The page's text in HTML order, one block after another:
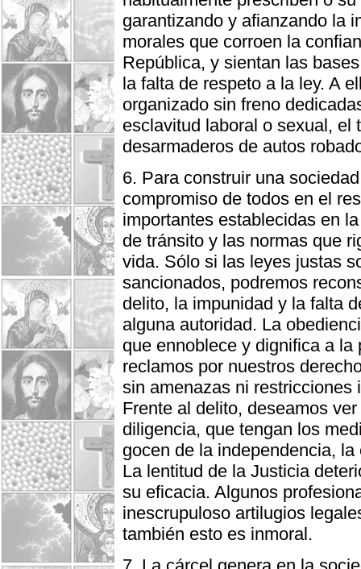
garantizando y afianzando la
morales que corroen la
República, y sientan las
la falta de respeto a la ley. A
organizado sin freno
esclavitud laboral o sexual, el
desarmaderos de autos
6. Para construir una
compromiso de todos en el
importantes establecidas en
de tránsito y las normas que
vida. Sólo si las leyes justas
sancionados, podremos
delito, la impunidad y la falta
alguna autoridad. La
que ennoblece y dignifica a
reclamos por nuestros
sin amenazas ni restricciones
Frente al delito, deseamos
diligencia, que tengan los
gocen de la independencia,
La lentitud de la Justicia
su eficacia. Algunos
inescrupuloso artilugios
también esto es inmoral.